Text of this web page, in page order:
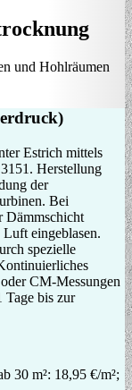
und Hohlräumen
Estrich mittels
Herstellung
der
Bei
Dämmschicht
eingeblasen.
spezielle
CM-Messungen
Tage bis zur
30 m²: 18,95 €/m²;